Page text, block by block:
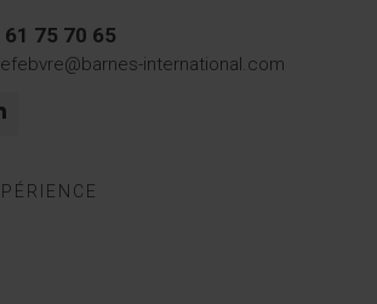
61 75 70 65
international.com